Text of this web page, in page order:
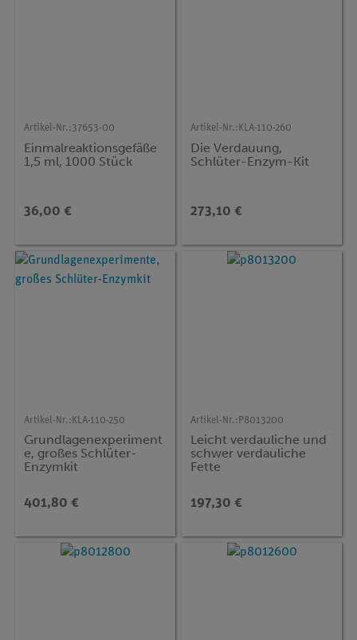
Artikel-Nr.:37653-00
Einmalreaktionsgefäße
1,5 ml, 1000 Stück
36,00 €
Artikel-Nr.: KLA-110-260
Die Verdauung,
Schlüter-Enzym-Kit
273,10 €
Artikel-Nr.: KLA-110-250
Grundlagenexperiment
e, großes Schlüter-
Enzymkit
401,80 €
Artikel-Nr.: P8013200
Leicht verdauliche und
schwer verdauliche
Fette
197,30 €